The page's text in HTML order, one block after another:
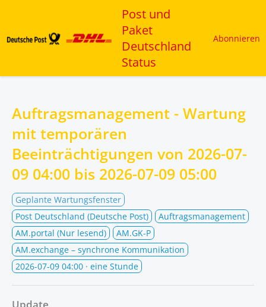
Post und
Paket
Deutschland
Status
Abonnieren
Auftragsmanagement - Wartung
mit temporären
Beeinträchtigungen von 2026-07-
09 04:00 bis 2026-07-09 05:00
Geplante Wartungsfenster
Post Deutschland (Deutsche Post)
Auftragsmanagement
AM.portal (Nur lesend)
AM.GK-P
AM.exchange – synchrone Kommunikation
2026-07-09 04:00 · eine Stunde